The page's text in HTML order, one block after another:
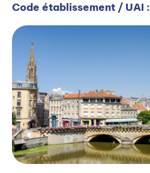
Code établissement / UAI :